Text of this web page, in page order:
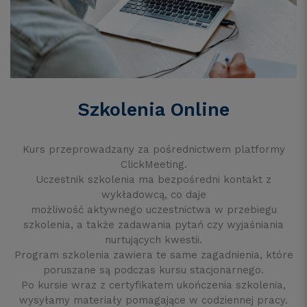
Szkolenia Online
Kurs przeprowadzany za pośrednictwem platformy
ClickMeeting.
Uczestnik szkolenia ma bezpośredni kontakt z
wykładowcą, co daje
możliwość aktywnego uczestnictwa w przebiegu
szkolenia, a także zadawania pytań czy wyjaśniania
nurtujących kwestii.
Program szkolenia zawiera te same zagadnienia, które
poruszane są podczas kursu stacjonarnego.
Po kursie wraz z certyfikatem ukończenia szkolenia,
wysyłamy materiały pomagające w codziennej pracy.